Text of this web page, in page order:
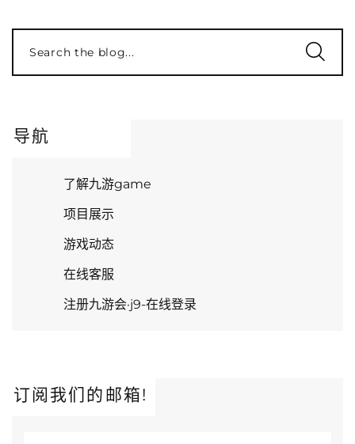
Search the blog...
导航
了解九游game
项目展示
游戏动态
在线客服
注册九游会·j9-在线登录
订阅我们的邮箱!